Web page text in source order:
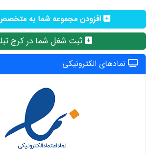
افزودن مجموعه شما به
ثبت شغل شما در کرج
نمادهای الکترونیکی